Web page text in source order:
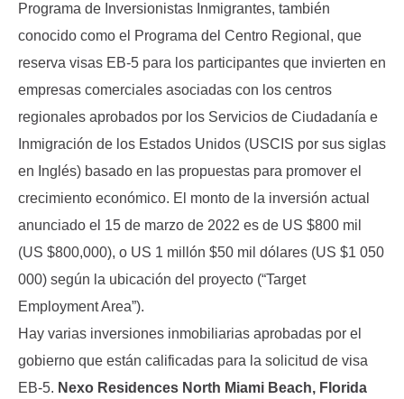
Programa de Inversionistas Inmigrantes, también
conocido como el Programa del Centro Regional, que
reserva visas EB-5 para los participantes que invierten en
empresas comerciales asociadas con los centros
regionales aprobados por los Servicios de Ciudadanía e
Inmigración de los Estados Unidos (USCIS por sus siglas
en Inglés) basado en las propuestas para promover el
crecimiento económico. El monto de la inversión actual
anunciado el 15 de marzo de 2022 es de US $800 mil
(US $800,000), o US 1 millón $50 mil dólares (US $1 050
000) según la ubicación del proyecto (“Target
Employment Area”).
Hay varias inversiones inmobiliarias aprobadas por el
gobierno que están calificadas para la solicitud de visa
EB-5. Nexo Residences North Miami Beach, Florida